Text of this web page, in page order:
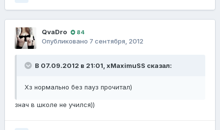
QvaDro 84
Опубликовано 7 сентября, 2012
В 07.09.2012 в 21:01, xMaximuSS сказал:
Хз нормально без пауз прочитал)
знач в школе не учился))